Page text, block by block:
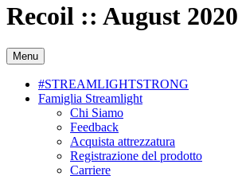
Recoil :: August 2020
Menu
#STREAMLIGHTSTRONG
Famiglia Streamlight
Chi Siamo
Feedback
Acquista attrezzatura
Registrazione del prodotto
Carriere